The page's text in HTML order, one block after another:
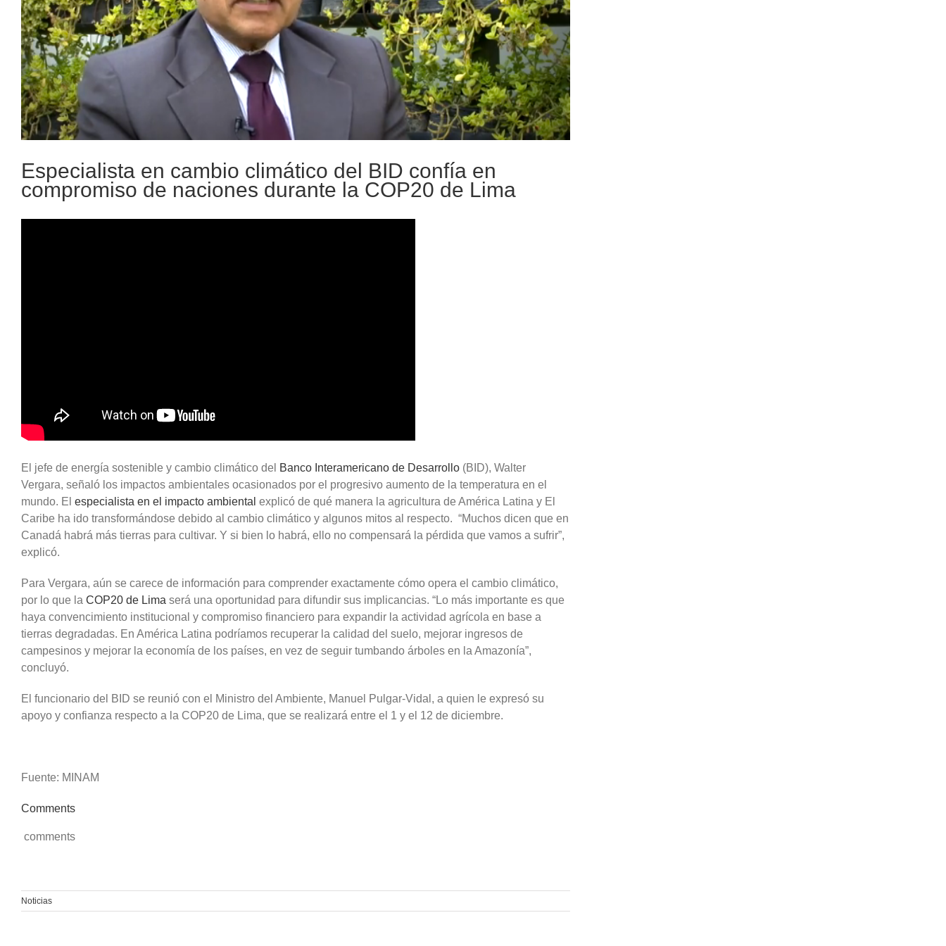
Especialista en cambio climático del BID confía en
compromiso de naciones durante la COP20 de Lima
El jefe de energía sostenible y cambio climático del Banco Interamericano de Desarrollo (BID), Walter
Vergara, señaló los impactos ambientales ocasionados por el progresivo aumento de la temperatura en el
mundo. El especialista en el impacto ambiental explicó de qué manera la agricultura de América Latina y El
Caribe ha ido transformándose debido al cambio climático y algunos mitos al respecto. “Muchos dicen que en
Canadá habrá más tierras para cultivar. Y si bien lo habrá, ello no compensará la pérdida que vamos a sufrir”,
explicó.
Para Vergara, aún se carece de información para comprender exactamente cómo opera el cambio climático,
por lo que la COP20 de Lima será una oportunidad para difundir sus implicancias. “Lo más importante es que
haya convencimiento institucional y compromiso financiero para expandir la actividad agrícola en base a
tierras degradadas. En América Latina podríamos recuperar la calidad del suelo, mejorar ingresos de
campesinos y mejorar la economía de los países, en vez de seguir tumbando árboles en la Amazonía”,
concluyó.
El funcionario del BID se reunió con el Ministro del Ambiente, Manuel Pulgar-Vidal, a quien le expresó su
apoyo y confianza respecto a la COP20 de Lima, que se realizará entre el 1 y el 12 de diciembre.
Fuente: MINAM
Comments
comments
Noticias